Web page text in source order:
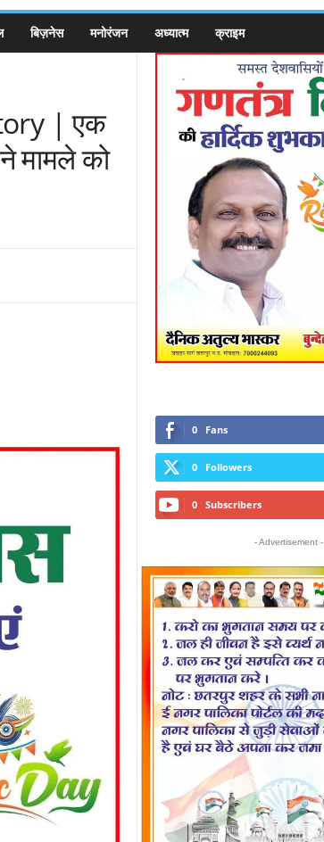
बिज़नेस मनोरंजन अध्यात्म क्राइम
| एक
मामले को
0 Fans
0 Followers
0 Subscribers
- Advertisement -